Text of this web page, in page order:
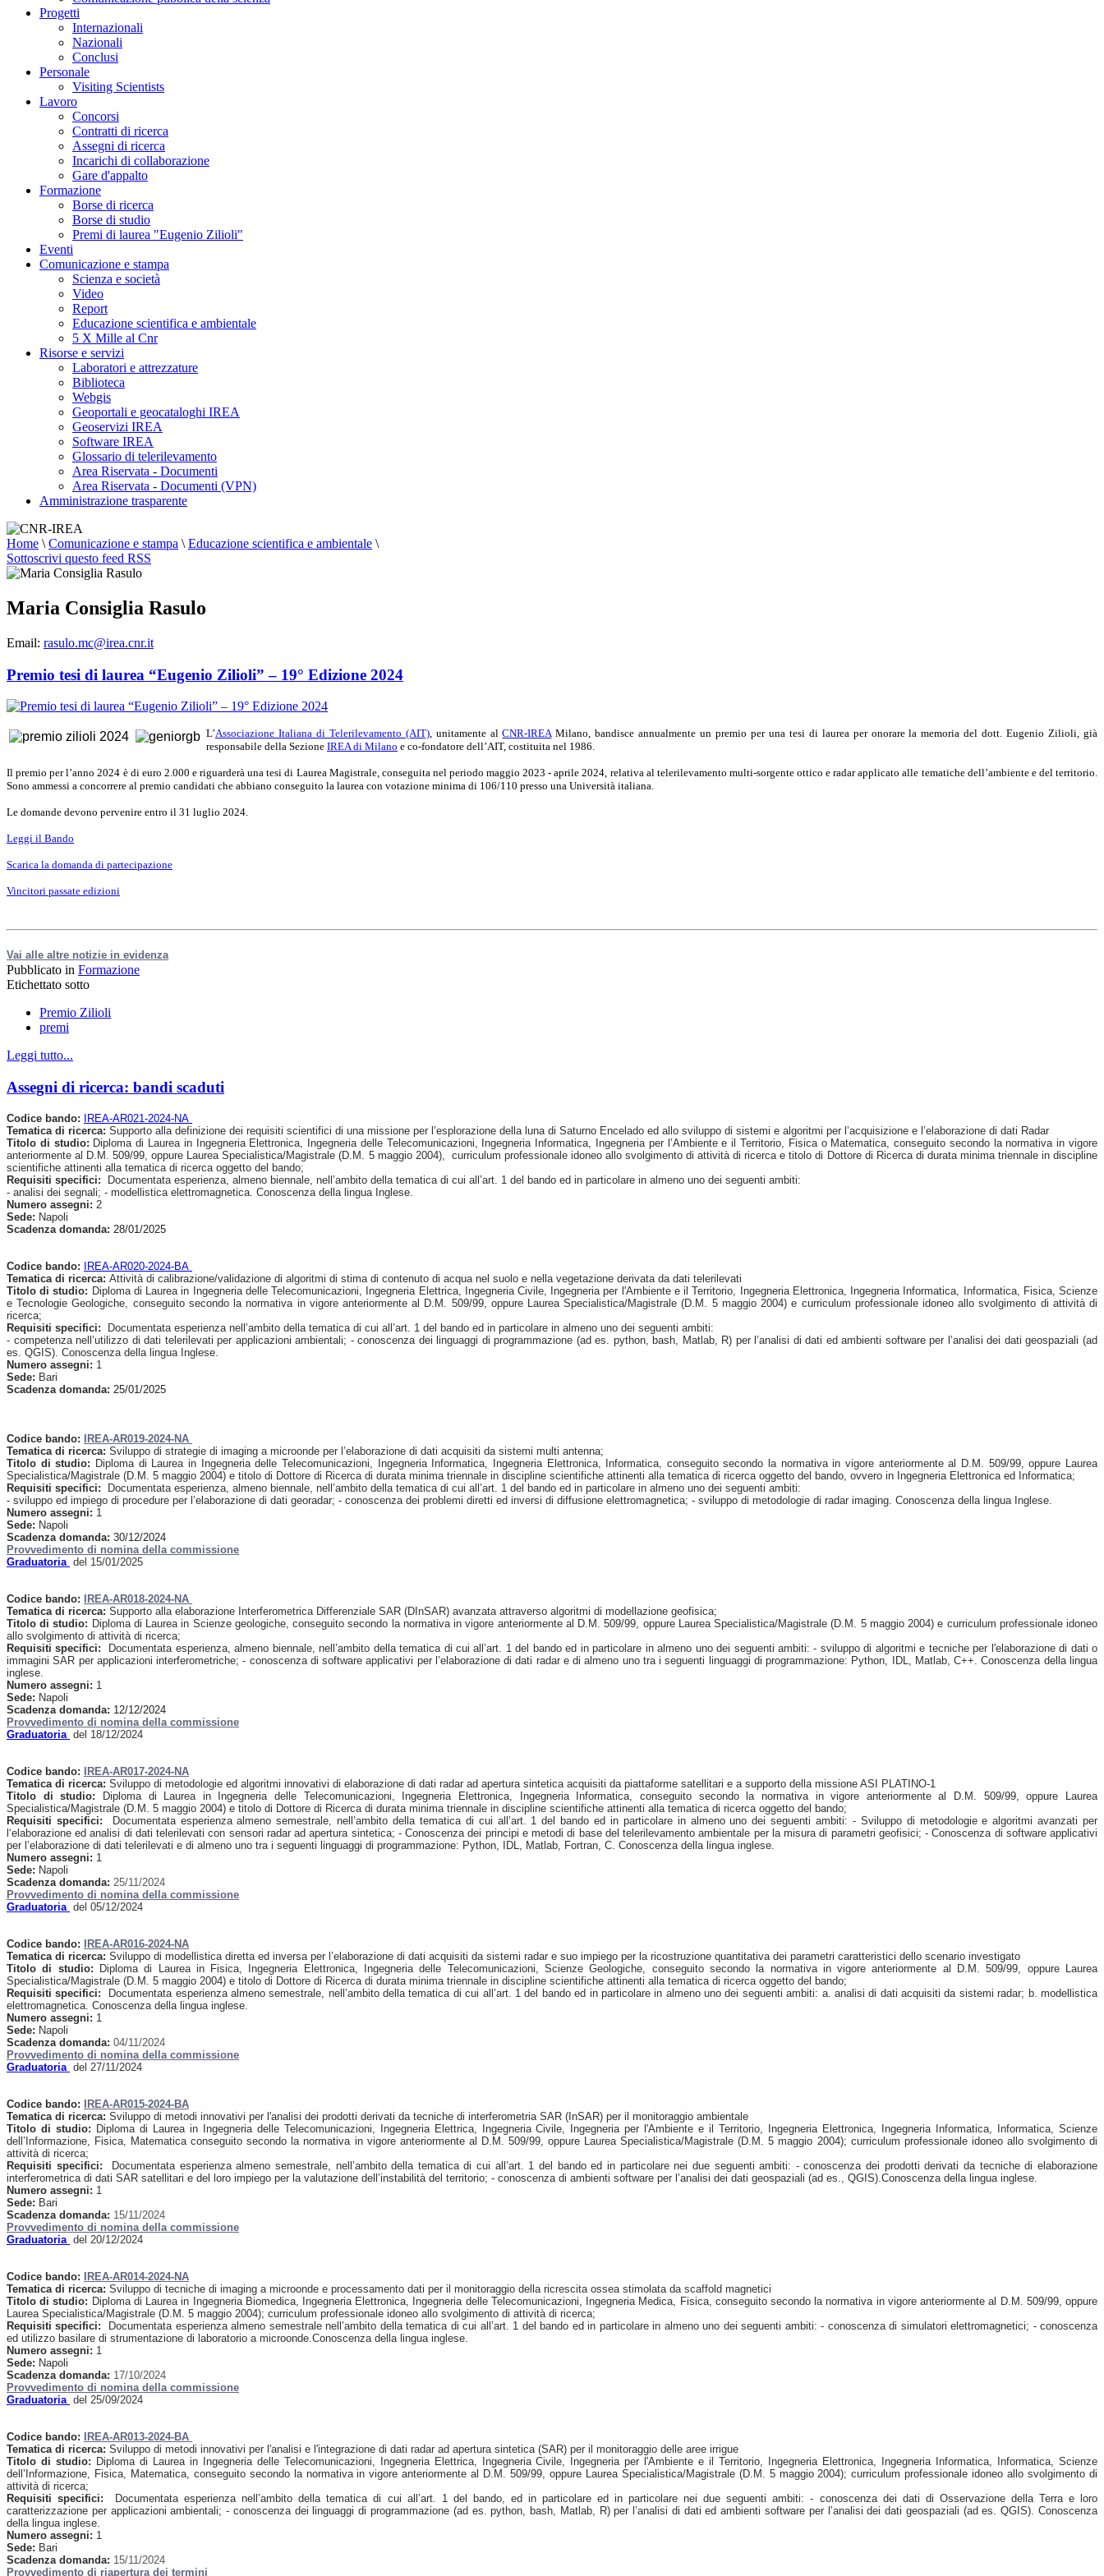
Progetti
Internazionali
Nazionali
Conclusi
Personale
Visiting Scientists
Lavoro
Concorsi
Contratti di ricerca
Assegni di ricerca
Incarichi di collaborazione
Gare d'appalto
Formazione
Borse di ricerca
Borse di studio
Premi di laurea "Eugenio Zilioli"
Eventi
Comunicazione e stampa
Scienza e società
Video
Report
Educazione scientifica e ambientale
5 X Mille al Cnr
Risorse e servizi
Laboratori e attrezzature
Biblioteca
Webgis
Geoportali e geocataloghi IREA
Geoservizi IREA
Software IREA
Glossario di telerilevamento
Area Riservata - Documenti
Area Riservata - Documenti (VPN)
Amministrazione trasparente
Home \ Comunicazione e stampa \ Educazione scientifica e ambientale \
Sottoscrivi questo feed RSS
Maria Consiglia Rasulo
Email: rasulo.mc@irea.cnr.it
Premio tesi di laurea “Eugenio Zilioli” – 19° Edizione 2024
L’Associazione Italiana di Telerilevamento (AIT), unitamente alCNR-IREAMilano, bandisce annualmente un premio per una tesi di laurea per onorare la memoria del dott. Eugenio Zilioli, già
responsabile della Sezione IREA di Milano e co-fondatore dell’AIT, costituita nel 1986.
Il premio per l’anno 2024 è di euro 2.000 e riguarderà una tesi di Laurea Magistrale, conseguita nel periodo maggio 2023 - aprile 2024, relativa al telerilevamento multi-sorgente ottico e radar applicato alle tematiche dell’ambiente e del territorio.
Sono ammessi a concorrere al premio candidati che abbiano conseguito la laurea con votazione minima di 106/110 presso una Università italiana.
Le domande devono pervenire entro il 31 luglio 2024.
Leggi il Bando
Scarica la domanda di partecipazione
Vincitori passate edizioni
Vai alle altre notizie in evidenza
Pubblicato in Formazione
Etichettato sotto
Premio Zilioli
premi
Leggi tutto...
Assegni di ricerca: bandi scaduti
Codice bando: IREA-AR021-2024-NA
Tematica di ricerca: Supporto alla definizione dei requisiti scientifici di una missione per l’esplorazione della luna di Saturno Encelado ed allo sviluppo di sistemi e algoritmi per l’acquisizione e l’elaborazione di dati Radar
Titolo di studio: Diploma di Laurea in Ingegneria Elettronica, Ingegneria delle Telecomunicazioni, Ingegneria Informatica, Ingegneria per l’Ambiente e il Territorio, Fisica o Matematica, conseguito secondo la normativa in vigore
anteriormente al D.M. 509/99, oppure Laurea Specialistica/Magistrale (D.M. 5 maggio 2004), curriculum professionale idoneo allo svolgimento di attività di ricerca e titolo di Dottore di Ricerca di durata minima triennale in discipline
scientifiche attinenti alla tematica di ricerca oggetto del bando;
Requisiti specifici: Documentata esperienza, almeno biennale, nell’ambito della tematica di cui all’art. 1 del bando ed in particolare in almeno uno dei seguenti ambiti:
- analisi dei segnali; - modellistica elettromagnetica. Conoscenza della lingua Inglese.
Numero assegni: 2
Sede: Napoli
Scadenza domanda: 28/01/2025
Codice bando: IREA-AR020-2024-BA
Tematica di ricerca: Attività di calibrazione/validazione di algoritmi di stima di contenuto di acqua nel suolo e nella vegetazione derivata da dati telerilevati
Titolo di studio: Diploma di Laurea in Ingegneria delle Telecomunicazioni, Ingegneria Elettrica, Ingegneria Civile, Ingegneria per l'Ambiente e il Territorio, Ingegneria Elettronica, Ingegneria Informatica, Informatica, Fisica, Scienze
e Tecnologie Geologiche, conseguito secondo la normativa in vigore anteriormente al D.M. 509/99, oppure Laurea Specialistica/Magistrale (D.M. 5 maggio 2004) e curriculum professionale idoneo allo svolgimento di attività di
ricerca;
Requisiti specifici: Documentata esperienza nell’ambito della tematica di cui all’art. 1 del bando ed in particolare in almeno uno dei seguenti ambiti:
- competenza nell’utilizzo di dati telerilevati per applicazioni ambientali; - conoscenza dei linguaggi di programmazione (ad es. python, bash, Matlab, R) per l’analisi di dati ed ambienti software per l’analisi dei dati geospaziali (ad
es. QGIS). Conoscenza della lingua Inglese.
Numero assegni: 1
Sede: Bari
Scadenza domanda: 25/01/2025
Codice bando: IREA-AR019-2024-NA
Tematica di ricerca: Sviluppo di strategie di imaging a microonde per l’elaborazione di dati acquisiti da sistemi multi antenna;
Titolo di studio: Diploma di Laurea in Ingegneria delle Telecomunicazioni, Ingegneria Informatica, Ingegneria Elettronica, Informatica, conseguito secondo la normativa in vigore anteriormente al D.M. 509/99, oppure Laurea
Specialistica/Magistrale (D.M. 5 maggio 2004) e titolo di Dottore di Ricerca di durata minima triennale in discipline scientifiche attinenti alla tematica di ricerca oggetto del bando, ovvero in Ingegneria Elettronica ed Informatica;
Requisiti specifici: Documentata esperienza, almeno biennale, nell’ambito della tematica di cui all’art. 1 del bando ed in particolare in almeno uno dei seguenti ambiti:
- sviluppo ed impiego di procedure per l’elaborazione di dati georadar; - conoscenza dei problemi diretti ed inversi di diffusione elettromagnetica; - sviluppo di metodologie di radar imaging. Conoscenza della lingua Inglese.
Numero assegni: 1
Sede: Napoli
Scadenza domanda: 30/12/2024
Provvedimento di nomina della commissione
Graduatoria del 15/01/2025
Codice bando: IREA-AR018-2024-NA
Tematica di ricerca: Supporto alla elaborazione Interferometrica Differenziale SAR (DInSAR) avanzata attraverso algoritmi di modellazione geofisica;
Titolo di studio: Diploma di Laurea in Scienze geologiche, conseguito secondo la normativa in vigore anteriormente al D.M. 509/99, oppure Laurea Specialistica/Magistrale (D.M. 5 maggio 2004) e curriculum professionale idoneo
allo svolgimento di attività di ricerca;
Requisiti specifici: Documentata esperienza, almeno biennale, nell’ambito della tematica di cui all’art. 1 del bando ed in particolare in almeno uno dei seguenti ambiti: - sviluppo di algoritmi e tecniche per l'elaborazione di dati o
immagini SAR per applicazioni interferometriche; - conoscenza di software applicativi per l’elaborazione di dati radar e di almeno uno tra i seguenti linguaggi di programmazione: Python, IDL, Matlab, C++. Conoscenza della lingua
inglese.
Numero assegni: 1
Sede: Napoli
Scadenza domanda: 12/12/2024
Provvedimento di nomina della commissione
Graduatoria del 18/12/2024
Codice bando: IREA-AR017-2024-NA
Tematica di ricerca: Sviluppo di metodologie ed algoritmi innovativi di elaborazione di dati radar ad apertura sintetica acquisiti da piattaforme satellitari e a supporto della missione ASI PLATINO-1
Titolo di studio: Diploma di Laurea in Ingegneria delle Telecomunicazioni, Ingegneria Elettronica, Ingegneria Informatica, conseguito secondo la normativa in vigore anteriormente al D.M. 509/99, oppure Laurea
Specialistica/Magistrale (D.M. 5 maggio 2004) e titolo di Dottore di Ricerca di durata minima triennale in discipline scientifiche attinenti alla tematica di ricerca oggetto del bando;
Requisiti specifici: Documentata esperienza almeno semestrale, nell’ambito della tematica di cui all’art. 1 del bando ed in particolare in almeno uno dei seguenti ambiti: - Sviluppo di metodologie e algoritmi avanzati per
l‘elaborazione ed analisi di dati telerilevati con sensori radar ad apertura sintetica; - Conoscenza dei principi e metodi di base del telerilevamento ambientale per la misura di parametri geofisici; - Conoscenza di software applicativi
per l’elaborazione di dati telerilevati e di almeno uno tra i seguenti linguaggi di programmazione: Python, IDL, Matlab, Fortran, C. Conoscenza della lingua inglese.
Numero assegni: 1
Sede: Napoli
Scadenza domanda: 25/11/2024
Provvedimento di nomina della commissione
Graduatoria del 05/12/2024
Codice bando: IREA-AR016-2024-NA
Tematica di ricerca: Sviluppo di modellistica diretta ed inversa per l’elaborazione di dati acquisiti da sistemi radar e suo impiego per la ricostruzione quantitativa dei parametri caratteristici dello scenario investigato
Titolo di studio: Diploma di Laurea in Fisica, Ingegneria Elettronica, Ingegneria delle Telecomunicazioni, Scienze Geologiche, conseguito secondo la normativa in vigore anteriormente al D.M. 509/99, oppure Laurea
Specialistica/Magistrale (D.M. 5 maggio 2004) e titolo di Dottore di Ricerca di durata minima triennale in discipline scientifiche attinenti alla tematica di ricerca oggetto del bando;
Requisiti specifici: Documentata esperienza almeno semestrale, nell’ambito della tematica di cui all’art. 1 del bando ed in particolare in almeno uno dei seguenti ambiti: a. analisi di dati acquisiti da sistemi radar; b. modellistica
elettromagnetica. Conoscenza della lingua inglese.
Numero assegni: 1
Sede: Napoli
Scadenza domanda: 04/11/2024
Provvedimento di nomina della commissione
Graduatoria del 27/11/2024
Codice bando: IREA-AR015-2024-BA
Tematica di ricerca: Sviluppo di metodi innovativi per l'analisi dei prodotti derivati da tecniche di interferometria SAR (InSAR) per il monitoraggio ambientale
Titolo di studio: Diploma di Laurea in Ingegneria delle Telecomunicazioni, Ingegneria Elettrica, Ingegneria Civile, Ingegneria per l'Ambiente e il Territorio, Ingegneria Elettronica, Ingegneria Informatica, Informatica, Scienze
dell’Informazione, Fisica, Matematica conseguito secondo la normativa in vigore anteriormente al D.M. 509/99, oppure Laurea Specialistica/Magistrale (D.M. 5 maggio 2004); curriculum professionale idoneo allo svolgimento di
attività di ricerca;
Requisiti specifici: Documentata esperienza almeno semestrale, nell’ambito della tematica di cui all’art. 1 del bando ed in particolare nei due seguenti ambiti: - conoscenza dei prodotti derivati da tecniche di elaborazione
interferometrica di dati SAR satellitari e del loro impiego per la valutazione dell’instabilità del territorio; - conoscenza di ambienti software per l’analisi dei dati geospaziali (ad es., QGIS).Conoscenza della lingua inglese.
Numero assegni: 1
Sede: Bari
Scadenza domanda: 15/11/2024
Provvedimento di nomina della commissione
Graduatoria del 20/12/2024
Codice bando: IREA-AR014-2024-NA
Tematica di ricerca: Sviluppo di tecniche di imaging a microonde e processamento dati per il monitoraggio della ricrescita ossea stimolata da scaffold magnetici
Titolo di studio: Diploma di Laurea in Ingegneria Biomedica, Ingegneria Elettronica, Ingegneria delle Telecomunicazioni, Ingegneria Medica, Fisica, conseguito secondo la normativa in vigore anteriormente al D.M. 509/99, oppure
Laurea Specialistica/Magistrale (D.M. 5 maggio 2004); curriculum professionale idoneo allo svolgimento di attività di ricerca;
Requisiti specifici: Documentata esperienza almeno semestrale nell’ambito della tematica di cui all’art. 1 del bando ed in particolare in almeno uno dei seguenti ambiti: - conoscenza di simulatori elettromagnetici; - conoscenza
ed utilizzo basilare di strumentazione di laboratorio a microonde.Conoscenza della lingua inglese.
Numero assegni: 1
Sede: Napoli
Scadenza domanda: 17/10/2024
Provvedimento di nomina della commissione
Graduatoria del 25/09/2024
Codice bando: IREA-AR013-2024-BA
Tematica di ricerca: Sviluppo di metodi innovativi per l'analisi e l'integrazione di dati radar ad apertura sintetica (SAR) per il monitoraggio delle aree irrigue
Titolo di studio: Diploma di Laurea in Ingegneria delle Telecomunicazioni, Ingegneria Elettrica, Ingegneria Civile, Ingegneria per l'Ambiente e il Territorio, Ingegneria Elettronica, Ingegneria Informatica, Informatica, Scienze
dell’Informazione, Fisica, Matematica, conseguito secondo la normativa in vigore anteriormente al D.M. 509/99, oppure Laurea Specialistica/Magistrale (D.M. 5 maggio 2004); curriculum professionale idoneo allo svolgimento di
attività di ricerca;
Requisiti specifici: Documentata esperienza nell’ambito della tematica di cui all’art. 1 del bando, ed in particolare ed in particolare nei due seguenti ambiti: - conoscenza dei dati di Osservazione della Terra e loro
caratterizzazione per applicazioni ambientali; - conoscenza dei linguaggi di programmazione (ad es. python, bash, Matlab, R) per l’analisi di dati ed ambienti software per l’analisi dei dati geospaziali (ad es. QGIS). Conoscenza
della lingua inglese.
Numero assegni: 1
Sede: Bari
Scadenza domanda: 15/11/2024
Provvedimento di riapertura dei termini